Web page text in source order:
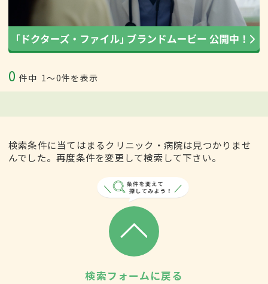
0 件中 1〜0件を表示
検索条件に当てはまるクリニック・病院は見つかりませ
んでした。再度条件を変更して検索して下さい。
検索フォームに戻る